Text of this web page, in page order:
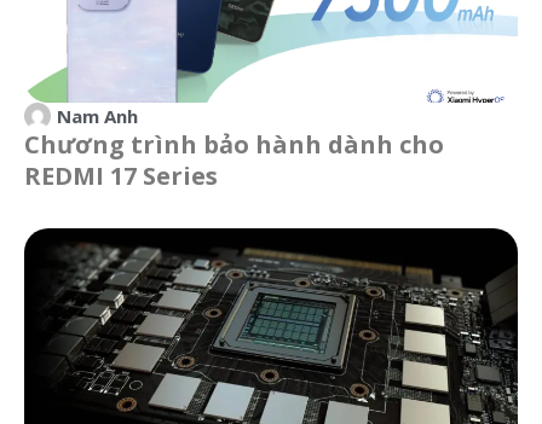
Nam Anh
Chương trình bảo hành dành cho
REDMI 17 Series